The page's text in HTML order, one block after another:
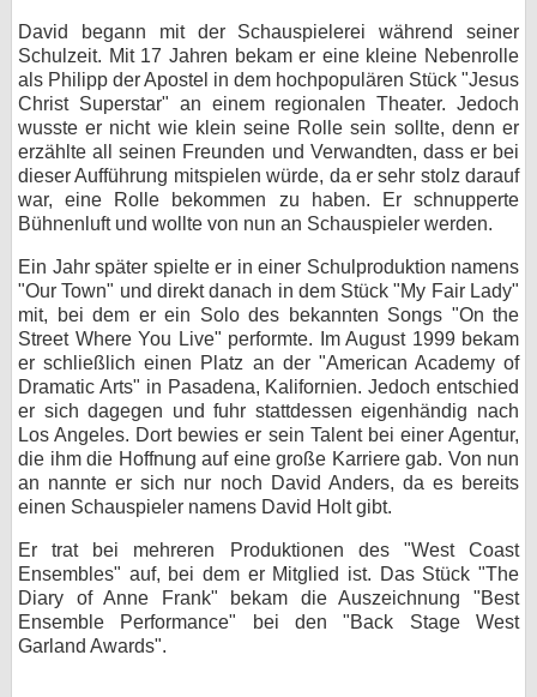
David begann mit der Schauspielerei während seiner
Schulzeit. Mit 17 Jahren bekam er eine kleine Nebenrolle
als Philipp der Apostel in dem hochpopulären Stück "Jesus
Christ Superstar" an einem regionalen Theater. Jedoch
wusste er nicht wie klein seine Rolle sein sollte, denn er
erzählte all seinen Freunden und Verwandten, dass er bei
dieser Aufführung mitspielen würde, da er sehr stolz darauf
war, eine Rolle bekommen zu haben. Er schnupperte
Bühnenluft und wollte von nun an Schauspieler werden.
Ein Jahr später spielte er in einer Schulproduktion namens
"Our Town" und direkt danach in dem Stück "My Fair Lady"
mit, bei dem er ein Solo des bekannten Songs "On the
Street Where You Live" performte. Im August 1999 bekam
er schließlich einen Platz an der "American Academy of
Dramatic Arts" in Pasadena, Kalifornien. Jedoch entschied
er sich dagegen und fuhr stattdessen eigenhändig nach
Los Angeles. Dort bewies er sein Talent bei einer Agentur,
die ihm die Hoffnung auf eine große Karriere gab. Von nun
an nannte er sich nur noch David Anders, da es bereits
einen Schauspieler namens David Holt gibt.
Er trat bei mehreren Produktionen des "West Coast
Ensembles" auf, bei dem er Mitglied ist. Das Stück "The
Diary of Anne Frank" bekam die Auszeichnung "Best
Ensemble Performance" bei den "Back Stage West
Garland Awards".
bei Facebook
Kontakt
Nutzungsbedingungen
Datenschutz
Cookie-Einstellungen
Impressum
Desktop-Ansicht
myFanbase